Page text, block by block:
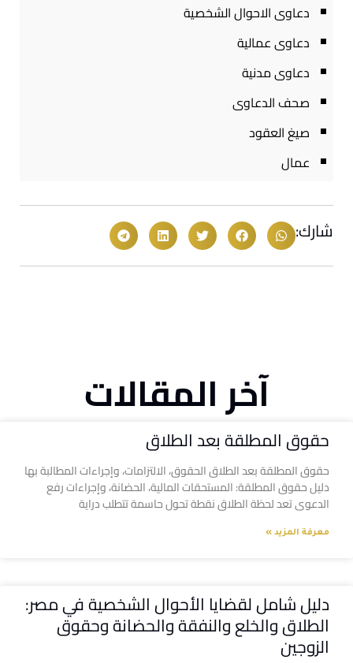
دعاوى الاحوال الشخصية
دعاوى عمالية
دعاوى مدنية
صحف الدعاوى
صيغ العقود
عمال
شارك:
آخر المقالات
حقوق المطلقة بعد الطلاق
حقوق المطلقة بعد الطلاق الحقوق، الالتزامات، وإجراءات المطالبة بها
دليل حقوق المطلقة: المستحقات المالية، الحضانة، وإجراءات رفع
الدعوى تعد لحظة الطلاق نقطة تحول حاسمة تتطلب دراية
معرفة المزيد »
دليل شامل لقضايا الأحوال الشخصية في مصر:
الطلاق والخلع والنفقة والحضانة وحقوق
الزوجين